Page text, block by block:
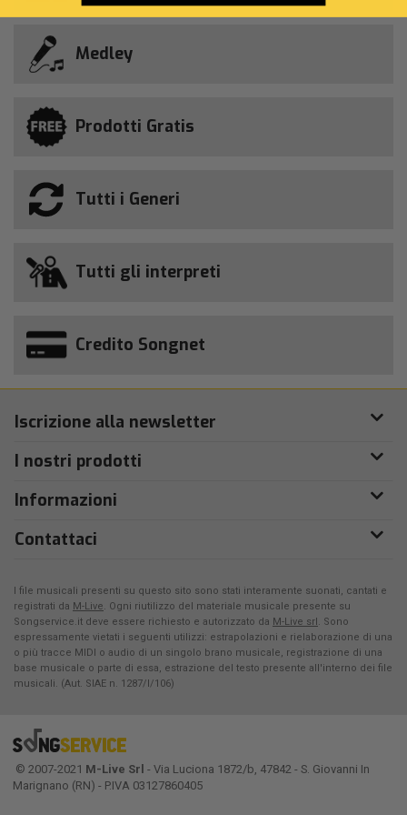
Medley
Prodotti Gratis
Tutti i Generi
Tutti gli interpreti
Credito Songnet
Iscrizione alla newsletter
I nostri prodotti
Informazioni
Contattaci
I file musicali presenti su questo sito sono stati interamente suonati, cantati e
registrati da M-Live. Ogni riutilizzo del materiale musicale presente su
Songservice.it deve essere richiesto e autorizzato da M-Live srl. Sono
espressamente vietati i seguenti utilizzi: estrapolazioni e rielaborazione di una
o più tracce MIDI o audio di un singolo brano musicale, registrazione di una
base musicale o parte di essa, estrazione del testo presente all'interno dei file
musicali. (Aut. SIAE n. 1287/I/106)
© 2007-2021 M-Live Srl - Via Luciona 1872/b, 47842 - S. Giovanni In
Marignano (RN) - P.IVA 03127860405